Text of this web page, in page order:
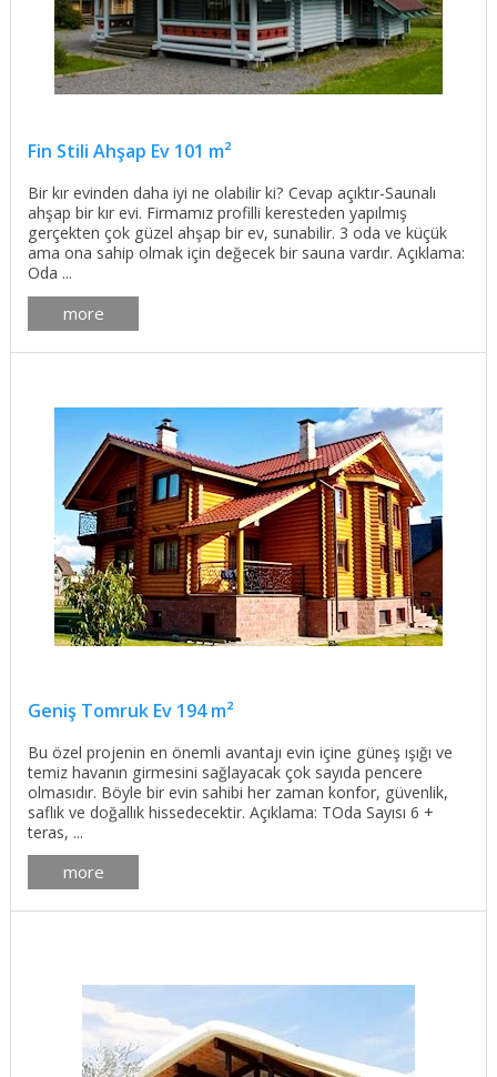
Fin Stili Ahşap Ev 101 m²
Bir kır evinden daha iyi ne olabilir ki? Cevap açıktır-Saunalı
ahşap bir kır evi. Firmamız profilli keresteden yapılmış
gerçekten çok güzel ahşap bir ev, sunabilir. 3 oda ve küçük
ama ona sahip olmak için değecek bir sauna vardır. Açıklama:
Oda ...
more
Geniş Tomruk Ev 194 m²
Bu özel projenin en önemli avantajı evin içine güneş ışığı ve
temiz havanın girmesini sağlayacak çok sayıda pencere
olmasıdır. Böyle bir evin sahibi her zaman konfor, güvenlik,
saflık ve doğallık hissedecektir. Açıklama: TOda Sayısı 6 +
teras, ...
more